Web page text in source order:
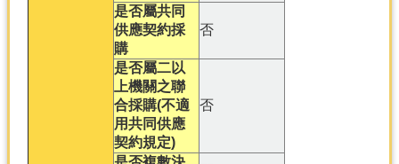
是否屬共同
供應契約採
購
否
是否屬二以
上機關之聯
合採購(不適
用共同供應
契約規定)
否